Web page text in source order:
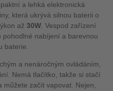
a lehká elektronická
která ukrývá silnou baterii o
až 30W. Vespod zařízení
pohodlné nabíjení a barevnou
baterie.
a nenáročným ovládáním,
Nemá tlačítko, takže si stačí
můžete začít vapovat. Nejen,